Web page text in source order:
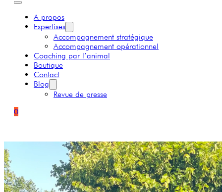
A propos
Expertises
Accompagnement stratégique
Accompagnement opérationnel
Coaching par l’animal
Boutique
Contact
Blog
Revue de presse
0